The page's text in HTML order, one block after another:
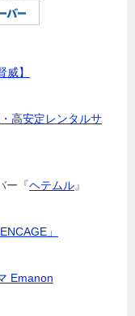
】
高安定レンタルサ
ー『ヘテムル』
」
Emanon